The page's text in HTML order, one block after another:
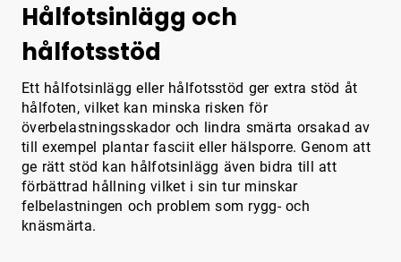
Hålfotsinlägg och
hålfotsstöd
Ett hålfotsinlägg eller hålfotsstöd ger extra stöd åt
hålfoten, vilket kan minska risken för
överbelastningsskador och lindra smärta orsakad av
till exempel plantar fasciit eller hälsporre. Genom att
ge rätt stöd kan hålfotsinlägg även bidra till att
förbättrad hållning vilket i sin tur minskar
felbelastningen och problem som rygg- och
knäsmärta.